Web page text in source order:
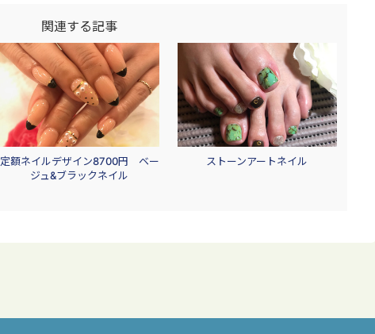
関連する記事
定額ネイルデザイン8700円 ベー
ジュ&ブラックネイル
ストーンアートネイル